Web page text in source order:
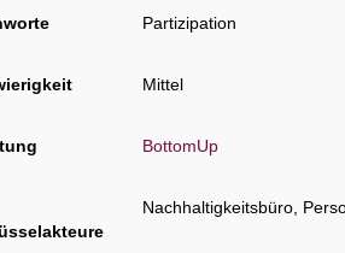
Partizipation
Mittel
BottomUp
Nachhaltigkeitsbüro,